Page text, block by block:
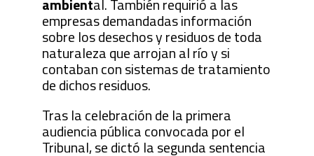
ambiental. También requirió a las
empresas demandadas información
sobre los desechos y residuos de toda
naturaleza que arrojan al río y si
contaban con sistemas de tratamiento
de dichos residuos.
Tras la celebración de la primera
audiencia pública convocada por el
Tribunal, se dictó la segunda sentencia